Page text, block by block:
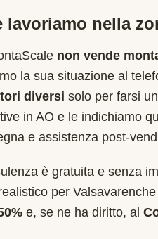
lavoriamo nella
non vende
la sua situazione al
diversi solo per farsi
in AO e le indichiamo
e assistenza post-
è gratuita e senza
per Valsavarenche
e, se ne ha diritto, al